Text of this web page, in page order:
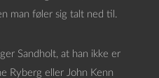
man føler sig talt ned til.
Sandholt, at han ikke er
Ryberg eller John Kenn